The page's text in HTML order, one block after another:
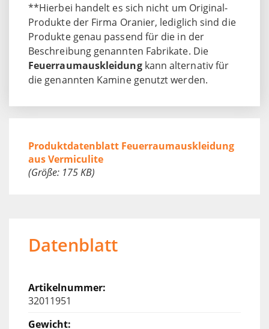
**Hierbei handelt es sich nicht um Original-
Produkte der Firma Oranier, lediglich sind die
Produkte genau passend für die in der
Beschreibung genannten Fabrikate. Die
Feuerraumauskleidungkann alternativ für
die genannten Kamine genutzt werden.
Produktdatenblatt Feuerraumauskleidung
aus Vermiculite
(Größe: 175 KB)
Datenblatt
32011951